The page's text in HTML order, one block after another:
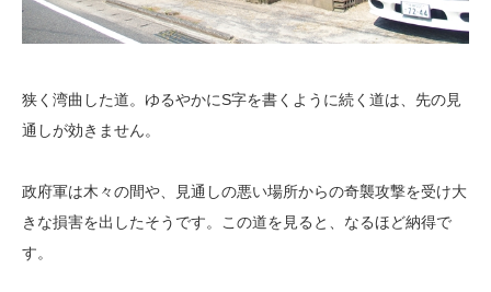
狭く湾曲した道。ゆるやかにS字を書くように続く道は、先の見
通しが効きません。
政府軍は木々の間や、見通しの悪い場所からの奇襲攻撃を受け大
きな損害を出したそうです。この道を見ると、なるほど納得で
す。